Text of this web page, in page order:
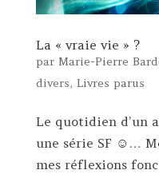
La « vraie vie » ?
par Marie-Pierre
divers, Livres parus
Le quotidien d’un
une série SF ☺…
mes réflexions